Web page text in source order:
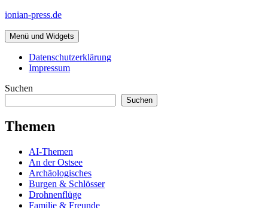
Zum
springen
ionian-press.de
Menü und Widgets
Datenschutzerklärung
Impressum
Suchen
Suchen
Themen
AI-Themen
An der Ostsee
Archäologisches
Burgen & Schlösser
Drohnenflüge
Familie & Freunde